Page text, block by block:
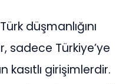
düşmanlığını
sadece Türkiye’ye
girişimlerdir.